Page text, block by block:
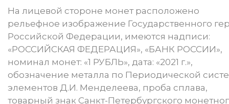
На лицевой стороне монет расположено
рельефное изображение Государственного
Российской Федерации, имеются надписи:
«РОССИЙСКАЯ ФЕДЕРАЦИЯ», «БАНК РОССИИ»,
номинал монет: «1 РУБЛЬ», дата: «2021 г.»,
обозначение металла по Периодической
элементов Д.И. Менделеева, проба сплава,
товарный знак Санкт-Петербургского